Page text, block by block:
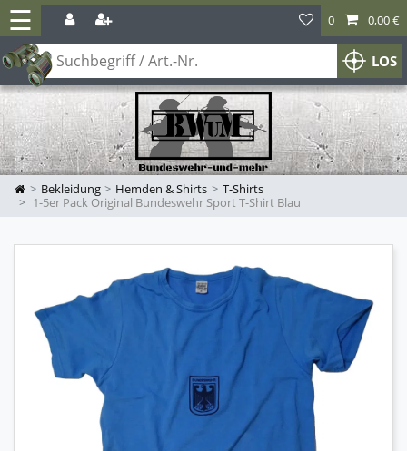
☰
LOS
0 0,00 €
Bekleidung Hemden & Shirts
T-Shirts
1-5er Pack Original Bundeswehr Sport T-Shirt Blau